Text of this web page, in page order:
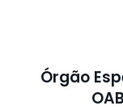
Órgão